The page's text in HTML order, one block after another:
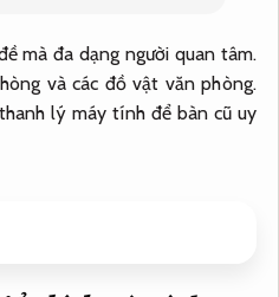
mà đa dạng người quan tâm.
và các đồ vật văn phòng.
lý máy tính để bàn cũ uy